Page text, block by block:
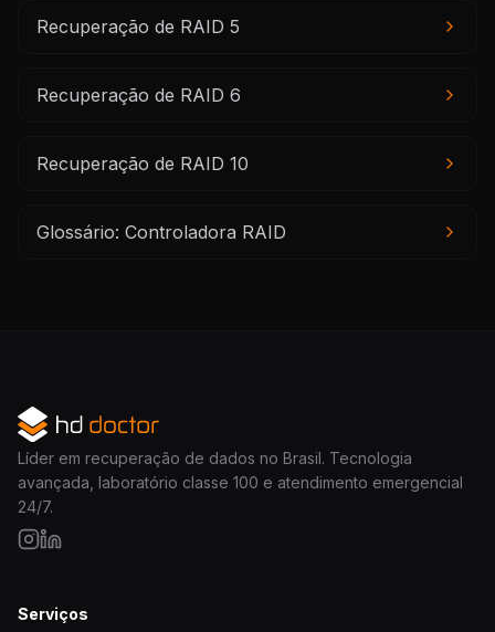
Recuperação de RAID 5
Recuperação de RAID 6
Recuperação de RAID 10
Glossário: Controladora RAID
Líder em recuperação de dados no Brasil. Tecnologia
avançada, laboratório classe 100 e atendimento emergencial
24/7.
Serviços